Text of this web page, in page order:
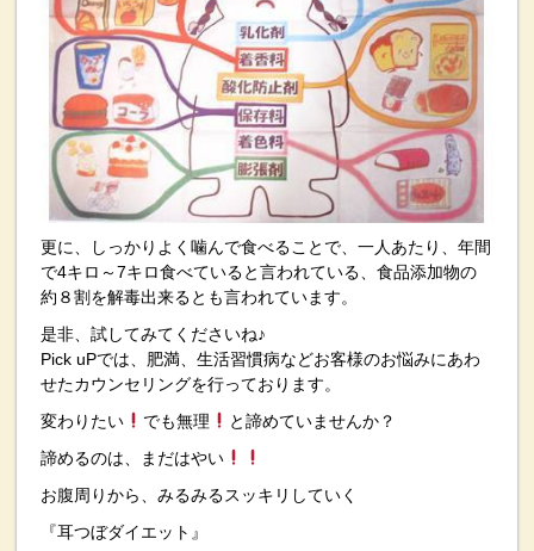
更に、しっかりよく噛んで食べることで、一人あたり、年間
で4キロ～7キロ食べていると言われている、食品添加物の
約８割を解毒出来るとも言われています。
是非、試してみてくださいね♪
Pick uPでは、肥満、生活習慣病などお客様のお悩みにあわ
せたカウンセリングを行っております。
変わりたい
でも無理
と諦めていませんか？
諦めるのは、まだはやい
お腹周りから、みるみるスッキリしていく
『耳つぼダイエット』